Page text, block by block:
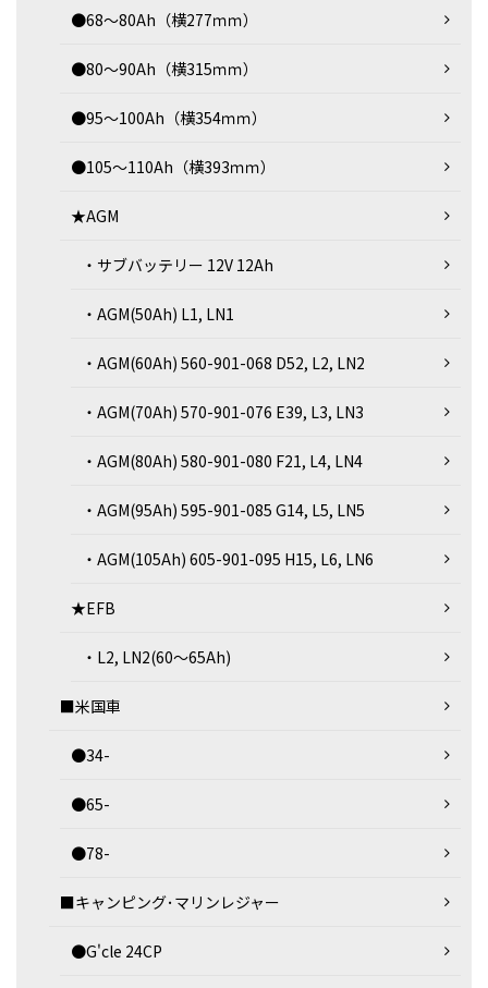
●68～80Ah（横277ｍｍ）
●80～90Ah（横315ｍｍ）
●95～100Ah（横354ｍｍ）
●105～110Ah（横393ｍｍ）
★AGM
・サブバッテリー 12V 12Ah
・AGM(50Ah) L1, LN1
・AGM(60Ah) 560-901-068 D52, L2, LN2
・AGM(70Ah) 570-901-076 E39, L3, LN3
・AGM(80Ah) 580-901-080 F21, L4, LN4
・AGM(95Ah) 595-901-085 G14, L5, LN5
・AGM(105Ah) 605-901-095 H15, L6, LN6
★EFB
・L2, LN2(60～65Ah)
■米国車
●34-
●65-
●78-
■キャンピング･マリンレジャー
●G'cle 24CP